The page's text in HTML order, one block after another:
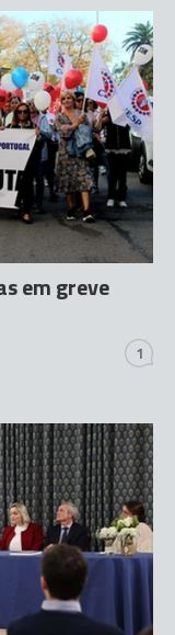
em greve
1